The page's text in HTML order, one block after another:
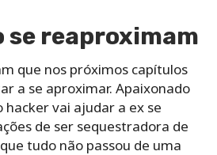
se reaproximam
que nos próximos capítulos
a se aproximar. Apaixonado
vai ajudar a ex se
de ser sequestradora de
tudo não passou de uma